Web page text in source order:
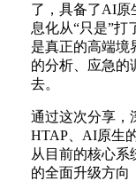
了，具备了AI原
息化从“只是”打
是真正的高端境
的分析、应急的
去。
通过这次分享，
HTAP、AI原生
从目前的核心系
的全面升级方向